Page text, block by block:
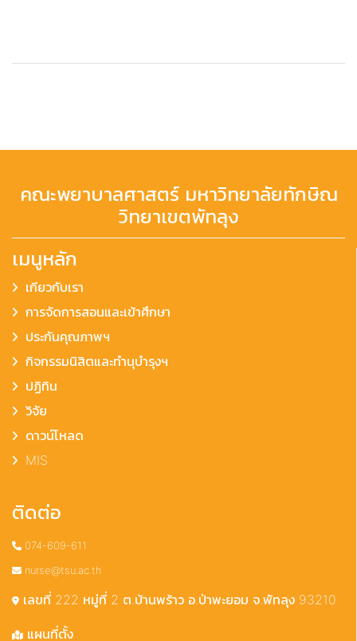
คณะพยาบาลศาสตร์ มหาวิทยาลัยทักษิณ
วิทยาเขตพัทลุง
เมนูหลัก
เกียวกับเรา
การจัดการสอนและเข้าศึกษา
ประกันคุณภาพฯ
กิจกรรมนิสิตและทำนุบำรุงฯ
ปฏิทิน
วิจัย
ดาวน์โหลด
MIS
ติดต่อ
074-609-611
nurse@tsu.ac.th
เลขที่ 222 หมู่ที่ 2 ต.บ้านพร้าว อ.ป่าพะยอม จ.พัทลุง 93210
แผนที่ตั้ง